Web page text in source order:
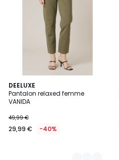
DEELUXE
Pantalon relaxed femme
VANIDA
49,99 €
29,99 € -40%
3
Couleurs